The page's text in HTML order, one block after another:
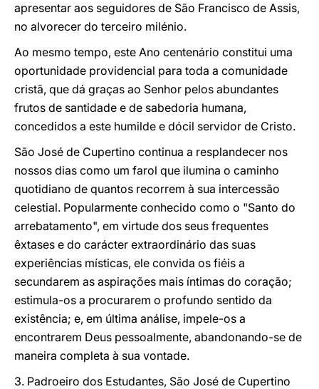
apresentar aos seguidores de São Francisco de Assis,
no alvorecer do terceiro milénio.
Ao mesmo tempo, este Ano centenário constitui uma
oportunidade providencial para toda a comunidade
cristã, que dá graças ao Senhor pelos abundantes
frutos de santidade e de sabedoria humana,
concedidos a este humilde e dócil servidor de Cristo.
São José de Cupertino continua a resplandecer nos
nossos dias como um farol que ilumina o caminho
quotidiano de quantos recorrem à sua intercessão
celestial. Popularmente conhecido como o "Santo do
arrebatamento", em virtude dos seus frequentes
êxtases e do carácter extraordinário das suas
experiências místicas, ele convida os fiéis a
secundarem as aspirações mais íntimas do coração;
estimula-os a procurarem o profundo sentido da
existência; e, em última análise, impele-os a
encontrarem Deus pessoalmente, abandonando-se de
maneira completa à sua vontade.
3. Padroeiro dos Estudantes, São José de Cupertino